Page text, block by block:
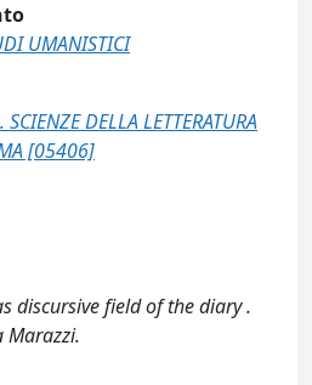
UMANISTICI
DELLA LETTERATURA
[05406]
discursive field of the diary .
Marazzi.